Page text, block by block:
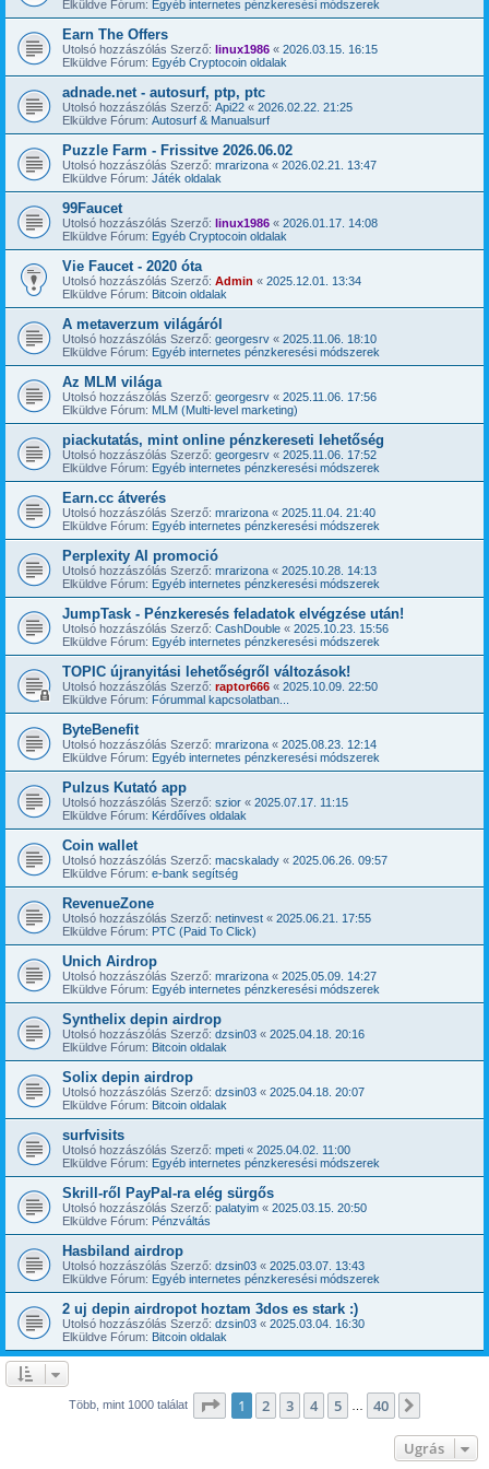
Elküldve Fórum: Egyéb internetes pénzkeresési módszerek
Earn The Offers
Utolsó hozzászólás Szerző: linux1986 « 2026.03.15. 16:15
Elküldve Fórum: Egyéb Cryptocoin oldalak
adnade.net - autosurf, ptp, ptc
Utolsó hozzászólás Szerző: Api22 « 2026.02.22. 21:25
Elküldve Fórum: Autosurf & Manualsurf
Puzzle Farm - Frissitve 2026.06.02
Utolsó hozzászólás Szerző: mrarizona « 2026.02.21. 13:47
Elküldve Fórum: Játék oldalak
99Faucet
Utolsó hozzászólás Szerző: linux1986 « 2026.01.17. 14:08
Elküldve Fórum: Egyéb Cryptocoin oldalak
Vie Faucet - 2020 óta
Utolsó hozzászólás Szerző: Admin « 2025.12.01. 13:34
Elküldve Fórum: Bitcoin oldalak
A metaverzum világáról
Utolsó hozzászólás Szerző: georgesrv « 2025.11.06. 18:10
Elküldve Fórum: Egyéb internetes pénzkeresési módszerek
Az MLM világa
Utolsó hozzászólás Szerző: georgesrv « 2025.11.06. 17:56
Elküldve Fórum: MLM (Multi-level marketing)
piackutatás, mint online pénzkereseti lehetőség
Utolsó hozzászólás Szerző: georgesrv « 2025.11.06. 17:52
Elküldve Fórum: Egyéb internetes pénzkeresési módszerek
Earn.cc átverés
Utolsó hozzászólás Szerző: mrarizona « 2025.11.04. 21:40
Elküldve Fórum: Egyéb internetes pénzkeresési módszerek
Perplexity AI promoció
Utolsó hozzászólás Szerző: mrarizona « 2025.10.28. 14:13
Elküldve Fórum: Egyéb internetes pénzkeresési módszerek
JumpTask - Pénzkeresés feladatok elvégzése után!
Utolsó hozzászólás Szerző: CashDouble « 2025.10.23. 15:56
Elküldve Fórum: Egyéb internetes pénzkeresési módszerek
TOPIC újranyitási lehetőségről változások!
Utolsó hozzászólás Szerző: raptor666 « 2025.10.09. 22:50
Elküldve Fórum: Fórummal kapcsolatban...
ByteBenefit
Utolsó hozzászólás Szerző: mrarizona « 2025.08.23. 12:14
Elküldve Fórum: Egyéb internetes pénzkeresési módszerek
Pulzus Kutató app
Utolsó hozzászólás Szerző: szior « 2025.07.17. 11:15
Elküldve Fórum: Kérdőíves oldalak
Coin wallet
Utolsó hozzászólás Szerző: macskalady « 2025.06.26. 09:57
Elküldve Fórum: e-bank segítség
RevenueZone
Utolsó hozzászólás Szerző: netinvest « 2025.06.21. 17:55
Elküldve Fórum: PTC (Paid To Click)
Unich Airdrop
Utolsó hozzászólás Szerző: mrarizona « 2025.05.09. 14:27
Elküldve Fórum: Egyéb internetes pénzkeresési módszerek
Synthelix depin airdrop
Utolsó hozzászólás Szerző: dzsin03 « 2025.04.18. 20:16
Elküldve Fórum: Bitcoin oldalak
Solix depin airdrop
Utolsó hozzászólás Szerző: dzsin03 « 2025.04.18. 20:07
Elküldve Fórum: Bitcoin oldalak
surfvisits
Utolsó hozzászólás Szerző: mpeti « 2025.04.02. 11:00
Elküldve Fórum: Egyéb internetes pénzkeresési módszerek
Skrill-ről PayPal-ra elég sürgős
Utolsó hozzászólás Szerző: palatyim « 2025.03.15. 20:50
Elküldve Fórum: Pénzváltás
Hasbiland airdrop
Utolsó hozzászólás Szerző: dzsin03 « 2025.03.07. 13:43
Elküldve Fórum: Egyéb internetes pénzkeresési módszerek
2 uj depin airdropot hoztam 3dos es stark :)
Utolsó hozzászólás Szerző: dzsin03 « 2025.03.04. 16:30
Elküldve Fórum: Bitcoin oldalak
Több, mint 1000 találat Oldal:1 40
1 2 3 4 5 40
Ugrás